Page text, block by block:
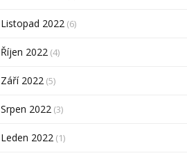
Listopad 2022 (6)
Říjen 2022 (4)
Září 2022 (5)
Srpen 2022 (3)
Leden 2022 (1)